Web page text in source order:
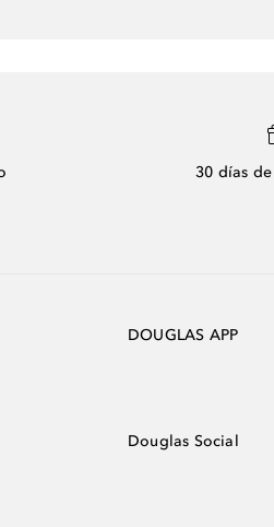
30 días
DOUGLAS APP
Douglas Social